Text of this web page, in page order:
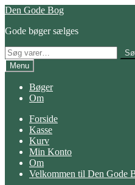
Spring
navigation
Spring
indhold
Den Gode Bog
Gode bøger sælges
Søg
efter:
Menu
Bøger
Om
Forside
Kasse
Kurv
Min Konto
Om
Velkommen til Den Gode